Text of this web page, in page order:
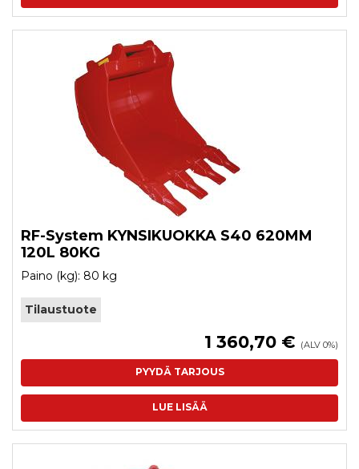
RF-System KYNSIKUOKKA S40 620MM
120L 80KG
Paino (kg): 80 kg
Tilaustuote
1 360,70 € (ALV 0%)
PYYDÄ TARJOUS
LUE LISÄÄ